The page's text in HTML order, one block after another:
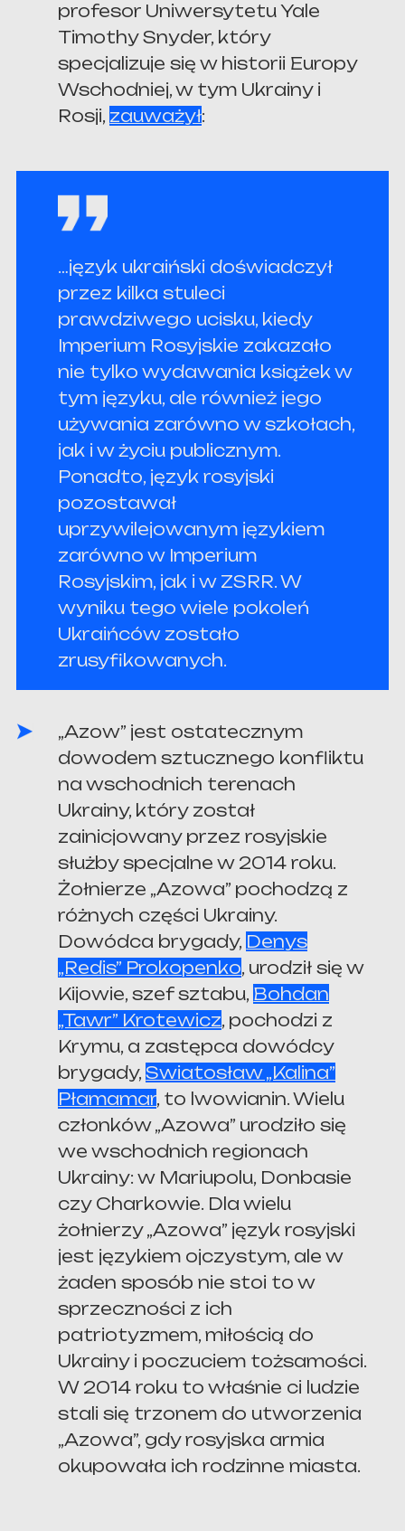
profesor Uniwersytetu Yale
Timothy Snyder, który
specjalizuje się w historii Europy
Wschodniej, w tym Ukrainy i
Rosji, zauważył:
…język ukraiński doświadczył
przez kilka stuleci
prawdziwego ucisku, kiedy
Imperium Rosyjskie zakazało
nie tylko wydawania książek w
tym języku, ale również jego
używania zarówno w szkołach,
jak i w życiu publicznym.
Ponadto, język rosyjski
pozostawał
uprzywilejowanym językiem
zarówno w Imperium
Rosyjskim, jak i w ZSRR. W
wyniku tego wiele pokoleń
Ukraińców zostało
zrusyfikowanych.
„Azow” jest ostatecznym
dowodem sztucznego konfliktu
na wschodnich terenach
Ukrainy, który został
zainicjowany przez rosyjskie
służby specjalne w 2014 roku.
Żołnierze „Azowa” pochodzą z
różnych części Ukrainy.
Dowódca brygady, Denys
„Redis” Prokopenko, urodził się w
Kijowie, szef sztabu, Bohdan
„Tawr” Krotewicz, pochodzi z
Krymu, a zastępca dowódcy
brygady,Swiatosław „Kalina”
Płamamar, to lwowianin. Wielu
członków „Azowa” urodziło się
we wschodnich regionach
Ukrainy: w Mariupolu, Donbasie
czy Charkowie. Dla wielu
żołnierzy „Azowa” język rosyjski
jest językiem ojczystym, ale w
żaden sposób nie stoi to w
sprzeczności z ich
patriotyzmem, miłością do
Ukrainy i poczuciem tożsamości.
W 2014 roku to właśnie ci ludzie
stali się trzonem do utworzenia
„Azowa”, gdy rosyjska armia
okupowała ich rodzinne miasta.